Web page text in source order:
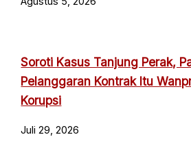
Soroti Kasus Tanjung Perak,
Pelanggaran Kontrak Itu
Korupsi
Juli 29, 2026